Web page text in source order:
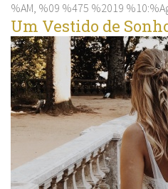
%AM, %09 %475 %2019
Um Vestido de